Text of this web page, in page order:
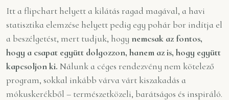
Itt a flipchart helyett a kilátás ragad magával, a havi
statisztika elemzése helyett pedig egy pohár bor indítja el
a beszélgetést, mert tudjuk, hogy nemcsak az fontos,
hogy a csapat együtt dolgozzon, hanem az is, hogy együtt
kapcsoljon ki. Nálunk a céges rendezvény nem kötelező
program, sokkal inkább várva várt kiszakadás a
mókuskerékből – természetközeli, barátságos és inspiráló.